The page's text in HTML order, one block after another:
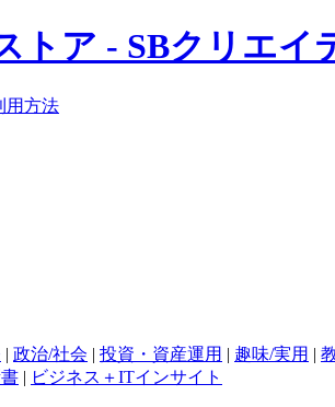
用方法
| 政治/社会 | 投資・資産運用 | 趣味/実用 |
| ビジネス＋ITインサイト